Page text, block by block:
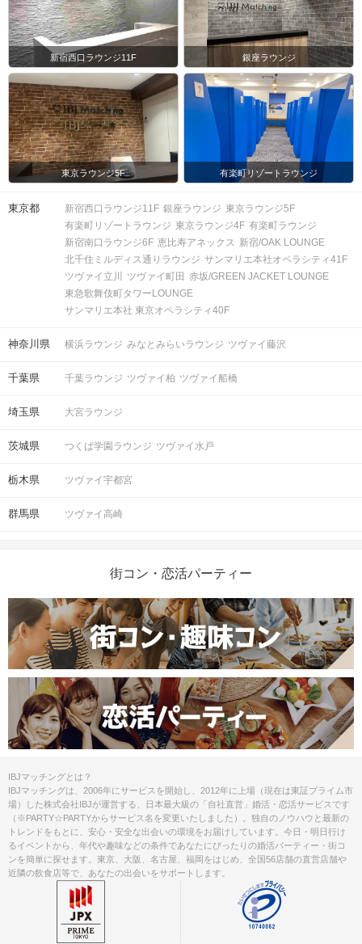
新宿西口ラウンジ11F 銀座ラウンジ
東京ラウンジ5F 有楽町リゾートラウンジ
東京都 新宿西口ラウンジ11F 銀座ラウンジ 東京ラウンジ5F
有楽町リゾートラウンジ 東京ラウンジ4F 有楽町ラウンジ
新宿南口ラウンジ6F 恵比寿アネックス 新宿/OAK LOUNGE
北千住ミルディス通りラウンジ サンマリエ本社オペラシティ41F
ツヴァイ立川
ツヴァイ町田 赤坂/GREEN JACKET LOUNGE
東急歌舞伎町タワーLOUNGE
サンマリエ本社 東京オペラシティ40F
神奈川県 横浜ラウンジ みなとみらいラウンジ ツヴァイ藤沢
千葉県 千葉ラウンジ ツヴァイ柏 ツヴァイ船橋
埼玉県 大宮ラウンジ
茨城県 つくば学園ラウンジ ツヴァイ水戸
栃木県 ツヴァイ宇都宮
群馬県 ツヴァイ高崎
街コン・恋活パーティー
IBJマッチングとは？
IBJマッチングは、2006年にサービスを開始し、2012年に上場（現在は東証プライム市
場）した株式会社IBJが運営する、日本最大級の「自社直営」婚活・恋活サービスです
（※PARTY☆PARTYからサービス名を変更いたしました）。独自のノウハウと最新の
トレンドをもとに、安心・安全な出会いの環境をお届けしています。今日・明日行け
るイベントから、年代や趣味などの条件であなたにぴったりの婚活パーティー・街コ
ンを簡単に探せます。東京、大阪、名古屋、福岡をはじめ、全国56店舗の直営店舗や
近隣の飲食店等で、あなたの出会いをサポートします。